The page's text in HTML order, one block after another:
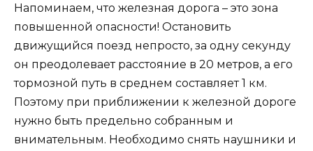
Напоминаем, что железная дорога – это зона
повышенной опасности! Остановить
движущийся поезд непросто, за одну секунду
он преодолевает расстояние в 20 метров, а его
тормозной путь в среднем составляет 1 км.
Поэтому при приближении к железной дороге
нужно быть предельно собранным и
внимательным. Необходимо снять наушники и